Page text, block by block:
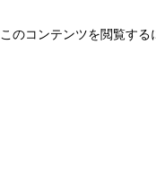
このコンテンツを閲覧す